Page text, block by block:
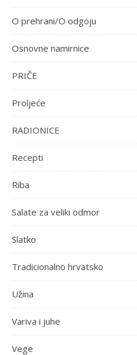
O prehrani/O odgoju
Osnovne namirnice
PRIČE
Proljeće
RADIONICE
Recepti
Riba
Salate za veliki odmor
Slatko
Tradicionalno hrvatsko
Užina
Variva i juhe
Vege